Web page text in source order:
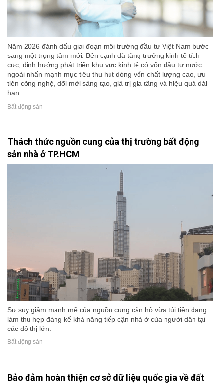
Năm 2026 đánh dấu giai đoạn môi trường đầu tư Việt Nam bước
sang một trọng tâm mới. Bên cạnh đà tăng trưởng kinh tế tích
cực, định hướng phát triển khu vực kinh tế có vốn đầu tư nước
ngoài nhấn mạnh mục tiêu thu hút dòng vốn chất lượng cao, ưu
tiên công nghệ, đổi mới sáng tạo, giá trị gia tăng và hiệu quả dài
hạn.
Bất động sản
Thách thức nguồn cung của thị trường bất động
sản nhà ở TP.HCM
Sự suy giảm mạnh mẽ của nguồn cung căn hộ vừa túi tiền đang
làm thu hẹp đáng kể khả năng tiếp cận nhà ở của người dân tại
các đô thị lớn.
Bất động sản
Bảo đảm hoàn thiện cơ sở dữ liệu quốc gia về đất